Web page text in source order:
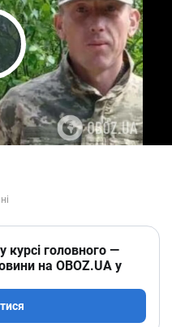
Video
курсі головного —
на OBOZ.UA у